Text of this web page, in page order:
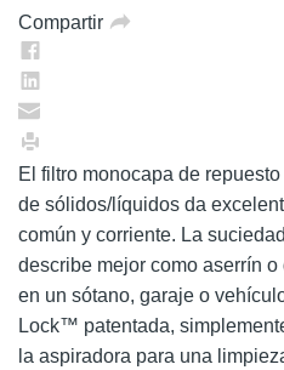
Compartir
El filtro monocapa de
de sólidos/líquidos da
común y corriente. La
describe mejor como aserrín
en un sótano, garaje o
Lock™ patentada,
la aspiradora para una